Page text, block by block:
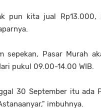
pun kita jual
sepekan, Pasar Murah
pukul 09.00-14.00 WIB.
30 September itu ada
imbuhnya.